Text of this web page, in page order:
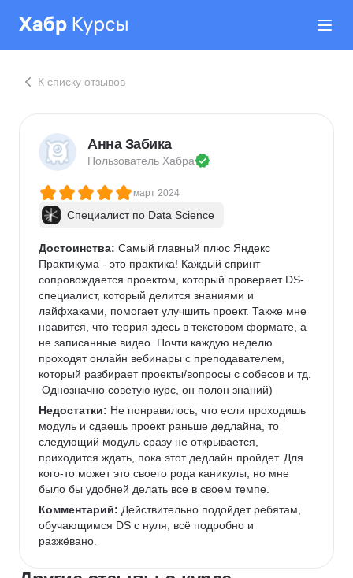
К списку отзывов
Анна Забика
Пользователь Хабра
март 2024
Специалист по Data Science
Достоинства: Самый главный плюс Яндекс
Практикума - это практика! Каждый спринт
сопровождается проектом, который проверяет DS-
специалист, который делится знаниями и
лайфхаками, помогает улучшить проект. Также мне
нравится, что теория здесь в текстовом формате, а
не записанные видео. Почти каждую неделю
проходят онлайн вебинары с преподавателем,
который разбирает проекты/вопросы с собесов и тд.
Однозначно советую курс, он полон знаний)
Недостатки: Не понравилось, что если проходишь
модуль и сдаешь проект раньше дедлайна, то
следующий модуль сразу не открывается,
приходится ждать, пока этот дедлайн пройдет. Для
кого-то может это своего рода каникулы, но мне
было бы удобней делать все в своем темпе.
Комментарий: Действительно подойдет ребятам,
обучающимся DS c нуля, всё подробно и
разжёвано.